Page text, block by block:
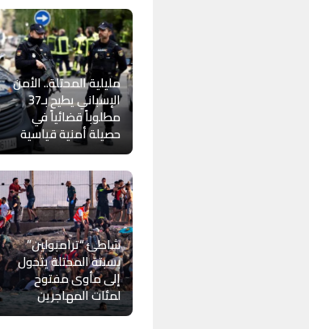
مليلية المحتلة.. الأمن
الإسباني يطيح بـ37
مطلوباً قضائياً في
حصيلة أمنية قياسية
شاطئ “ترامبولين”
بسبتة المحتلة يتحول
إلى مأوى مفتوح
لمئات المهاجرين